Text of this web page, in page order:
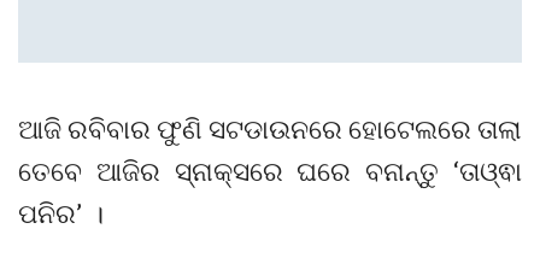
ଆଜି ରବିବାର ଫୁଣି ସଟଡାଉନରେ ହୋଟେଲରେ ତାଲା
ତେବେ ଆଜିର ସ୍ନାକ୍ସରେ ଘରେ ବନାନ୍ତୁ ‘ତାଓ୍ଵା
ପନିର’ ।